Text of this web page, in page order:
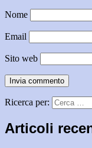
Nome
Email
Sito web
Ricerca per:
Articoli